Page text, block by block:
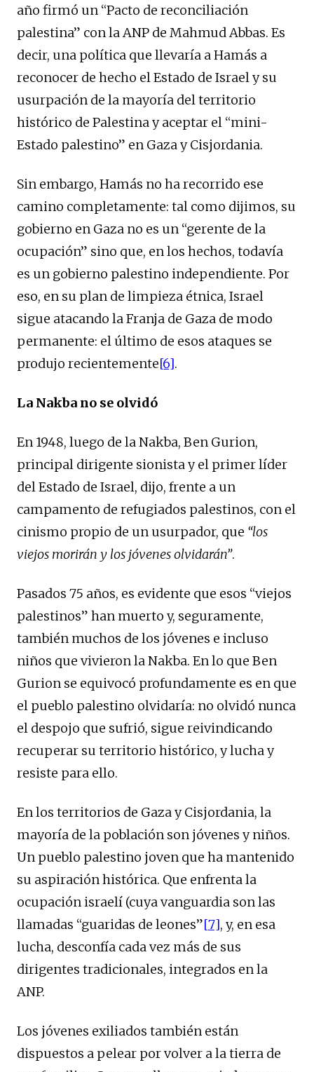
año firmó un “Pacto de reconciliación
palestina” con la ANP de Mahmud Abbas. Es
decir, una política que llevaría a Hamás a
reconocer de hecho el Estado de Israel y su
usurpación de la mayoría del territorio
histórico de Palestina y aceptar el “mini-
Estado palestino” en Gaza y Cisjordania.
Sin embargo, Hamás no ha recorrido ese
camino completamente: tal como dijimos, su
gobierno en Gaza no es un “gerente de la
ocupación” sino que, en los hechos, todavía
es un gobierno palestino independiente. Por
eso, en su plan de limpieza étnica, Israel
sigue atacando la Franja de Gaza de modo
permanente: el último de esos ataques se
produjo recientemente[6].
La Nakba no se olvidó
En 1948, luego de la Nakba, Ben Gurion,
principal dirigente sionista y el primer líder
del Estado de Israel, dijo, frente a un
campamento de refugiados palestinos, con el
cinismo propio de un usurpador, que “los
viejos morirán y los jóvenes olvidarán”.
Pasados 75 años, es evidente que esos “viejos
palestinos” han muerto y, seguramente,
también muchos de los jóvenes e incluso
niños que vivieron la Nakba. En lo que Ben
Gurion se equivocó profundamente es en que
el pueblo palestino olvidaría: no olvidó nunca
el despojo que sufrió, sigue reivindicando
recuperar su territorio histórico, y lucha y
resiste para ello.
En los territorios de Gaza y Cisjordania, la
mayoría de la población son jóvenes y niños.
Un pueblo palestino joven que ha mantenido
su aspiración histórica. Que enfrenta la
ocupación israelí (cuya vanguardia son las
llamadas “guaridas de leones”[7], y, en esa
lucha, desconfía cada vez más de sus
dirigentes tradicionales, integrados en la
ANP.
Los jóvenes exiliados también están
dispuestos a pelear por volver a la tierra de